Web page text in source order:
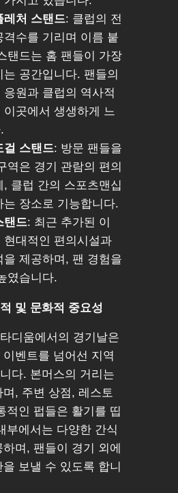
레처 스탠드: 클럽의 전
격수를 기리며 이름 붙
탠드는 홈 팬들이 가장
는 공간입니다. 팬들의
응원과 클럽의 역사적
이곳에서 생생하게 느
걸 스탠드: 방문 팬들을
역은 경기 관람의 편의
, 클럽 간의 스포츠맨십
는 장소로 기능합니다.
탠드: 최근 추가된 이
현대적인 편의시설과
을 제공하며, 팬 경험을
였습니다.
및 문화적 중요성
디움에서의 경기날은
벤트를 넘어선 지역
다. 본머스의 거리는
, 주변 상점, 레스토
적인 펍들은 활기를 띱
부에서는 다양한 간식
며, 팬들이 경기 외에
보낼 수 있도록 합니